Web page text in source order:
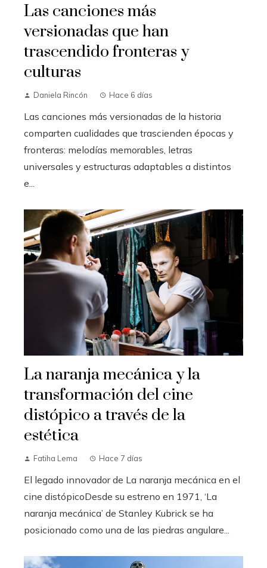
Las canciones más
versionadas que han
trascendido fronteras y
culturas
Daniela Rincón Hace 6 días
Las canciones más versionadas de la historia
comparten cualidades que trascienden épocas y
fronteras: melodías memorables, letras
universales y estructuras adaptables a distintos
e...
La naranja mecánica y la
transformación del cine
distópico a través de la
estética
Fatiha Lema Hace 7 días
El legado innovador de La naranja mecánica en el
cine distópicoDesde su estreno en 1971, ‘La
naranja mecánica’ de Stanley Kubrick se ha
posicionado como una de las piedras angulare...